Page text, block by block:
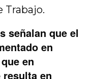
Trabajo.
señalan que el
en
en
en